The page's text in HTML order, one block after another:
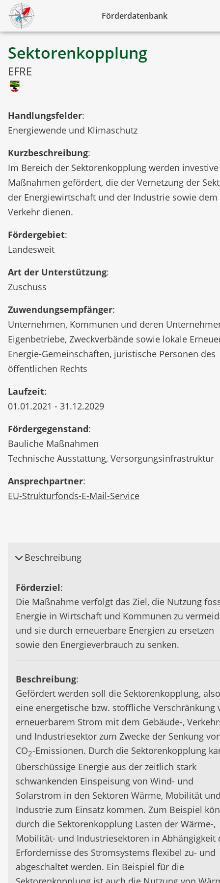
Förderdatenbank
Sektorenkopplung
EFRE
Handlungsfelder:
Energiewende und Klimaschutz
Kurzbeschreibung:
Im Bereich der Sektorenkopplung werden investive
Maßnahmen gefördert, die der Vernetzung der
der Energiewirtschaft und der Industrie sowie dem
Verkehr dienen.
Fördergebiet:
Landesweit
Art der Unterstützung:
Zuschuss
Zuwendungsempfänger:
Unternehmen, Kommunen und deren
Eigenbetriebe, Zweckverbände sowie lokale
Energie-Gemeinschaften, juristische Personen des
öffentlichen Rechts
Laufzeit:
01.01.2021 - 31.12.2029
Fördergegenstand:
Bauliche Maßnahmen
Technische Ausstattung, Versorgungsinfrastruktur
Ansprechpartner:
EU-Strukturfonds-E-Mail-Service
Beschreibung
Förderziel:
Die Maßnahme verfolgt das Ziel, die Nutzung
Energie in Wirtschaft und Kommunen zu
und sie durch erneuerbare Energien zu ersetzen
sowie den Energieverbrauch zu senken.
Beschreibung:
Gefördert werden soll die Sektorenkopplung, also
eine energetische bzw. stoffliche Verschränkung
erneuerbarem Strom mit dem Gebäude-,
und Industriesektor zum Zwecke der Senkung
CO2-Emissionen. Durch die Sektorenkopplung
überschüssige Energie aus der zeitlich stark
schwankenden Einspeisung von Wind- und
Solarstrom in den Sektoren Wärme, Mobilität
Industrie zum Einsatz kommen. Zum Beispiel
durch die Sektorenkopplung Lasten der Wärme-,
Mobilität- und Industriesektoren in Abhängigkeit
Erfordernisse des Stromsystems flexibel zu- und
abgeschaltet werden. Ein Beispiel für die